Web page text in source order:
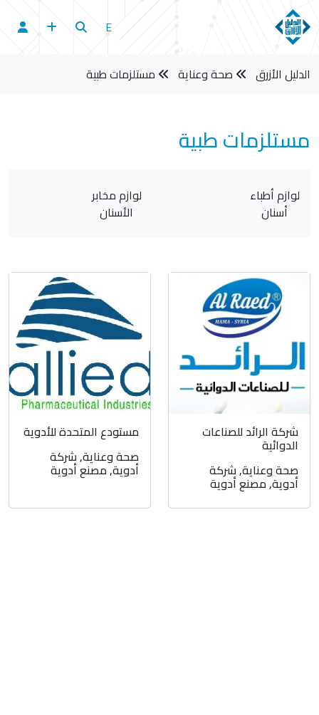
E
الدليل الأزرق صحة وعناية مستلزمات طبية
مستلزمات طبية
لوازم مخابر
الأسنان
مستلزمات
العيادات
شركة الرائد للصناعات
الدوائية
صحة وعناية,شركة
أدوية,مصنع أدوية
مستودع المتحدة للأدوية
صحة وعناية,شركة
أدوية,مصنع أدوية